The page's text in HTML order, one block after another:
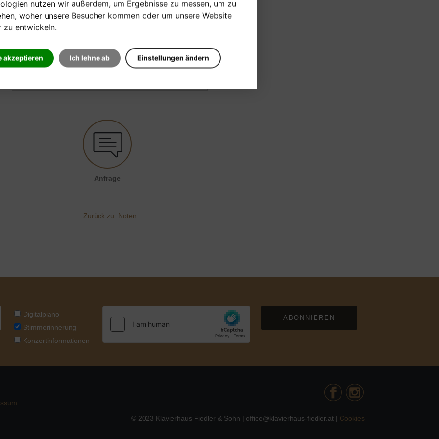
nutzen wir außerdem, um Ergebnisse zu messen, um zu
woher unsere Besucher kommen oder um unsere Website
zu entwickeln.
akzeptieren Ich lehne ab Einstellungen ändern
[sofort verfügbar]
22,40 €
Anfrage
Zurück zu: Noten
Digitalpiano
Stimmerinnerung
Konzertinformationen
ABONNIEREN
© 2023 Klavierhaus Fiedler & Sohn | office@klavierhaus-fiedler.at | Cookies